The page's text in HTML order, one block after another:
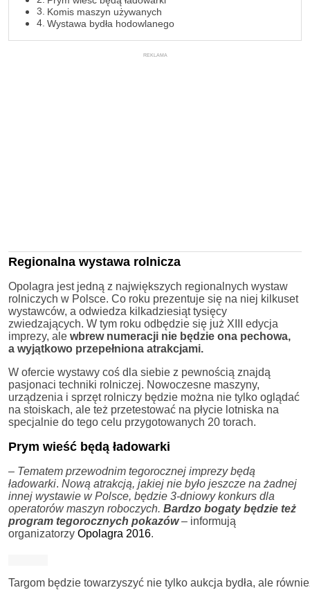
Komis maszyn używanych
Wystawa bydła hodowlanego
REKLAMA
Regionalna wystawa rolnicza
Opolagra jest jedną z największych regionalnych wystaw
rolniczych w Polsce. Co roku prezentuje się na niej kilkuset
wystawców, a odwiedza kilkadziesiąt tysięcy
zwiedzających. W tym roku odbędzie się już XIII edycja
imprezy, ale wbrew numeracji nie będzie ona pechowa,
a wyjątkowo przepełniona atrakcjami.
W ofercie wystawy coś dla siebie z pewnością znajdą
pasjonaci techniki rolniczej. Nowoczesne maszyny,
urządzenia i sprzęt rolniczy będzie można nie tylko oglądać
na stoiskach, ale też przetestować na płycie lotniska na
specjalnie do tego celu przygotowanych 20 torach.
Prym wieść będą ładowarki
– Tematem przewodnim tegorocznej imprezy będą
ładowarki. Nową atrakcją, jakiej nie było jeszcze na żadnej
innej wystawie w Polsce, będzie 3-dniowy konkurs dla
operatorów maszyn roboczych. Bardzo bogaty będzie też
program tegorocznych pokazów– informują
organizatorzy Opolagra 2016.
Targom będzie towarzyszyć nie tylko aukcja bydła, ale